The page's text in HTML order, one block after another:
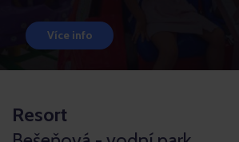
Více info
Resort